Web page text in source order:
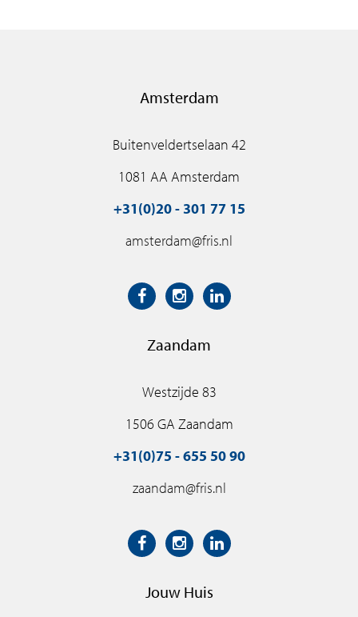
Amsterdam
Buitenveldertselaan 42
1081 AA Amsterdam
+31(0)20 - 301 77 15
amsterdam@fris.nl
Zaandam
Westzijde 83
1506 GA Zaandam
+31(0)75 - 655 50 90
zaandam@fris.nl
Jouw Huis